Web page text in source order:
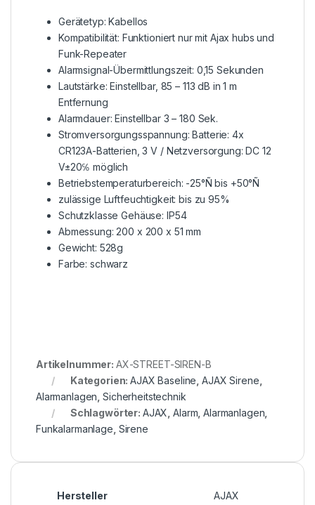
Gerätetyp: Kabellos
Kompatibilität: Funktioniert nur mit Ajax hubs und
Funk-Repeater
Alarmsignal-Übermittlungszeit: 0,15 Sekunden
Lautstärke: Einstellbar, 85 – 113 dB in 1 m
Entfernung
Alarmdauer: Einstellbar 3 – 180 Sek.
Stromversorgungsspannung: Batterie: 4x
CR123A-Batterien, 3 V / Netzversorgung: DC 12
V±20℅ möglich
Betriebstemperaturbereich: -25°Ñ bis +50°Ñ
zulässige Luftfeuchtigkeit: bis zu 95%
Schutzklasse Gehäuse: IP54
Abmessung: 200 x 200 x 51 mm
Gewicht: 528g
Farbe: schwarz
Artikelnummer: AX-STREET-SIREN-B
Kategorien:AJAX Baseline ,AJAX Sirene
Alarmanlagen ,Sicherheitstechnik
Schlagwörter: AJAX ,Alarm ,Alarmanlagen
Funkalarmanlage Sirene
Hersteller AJAX